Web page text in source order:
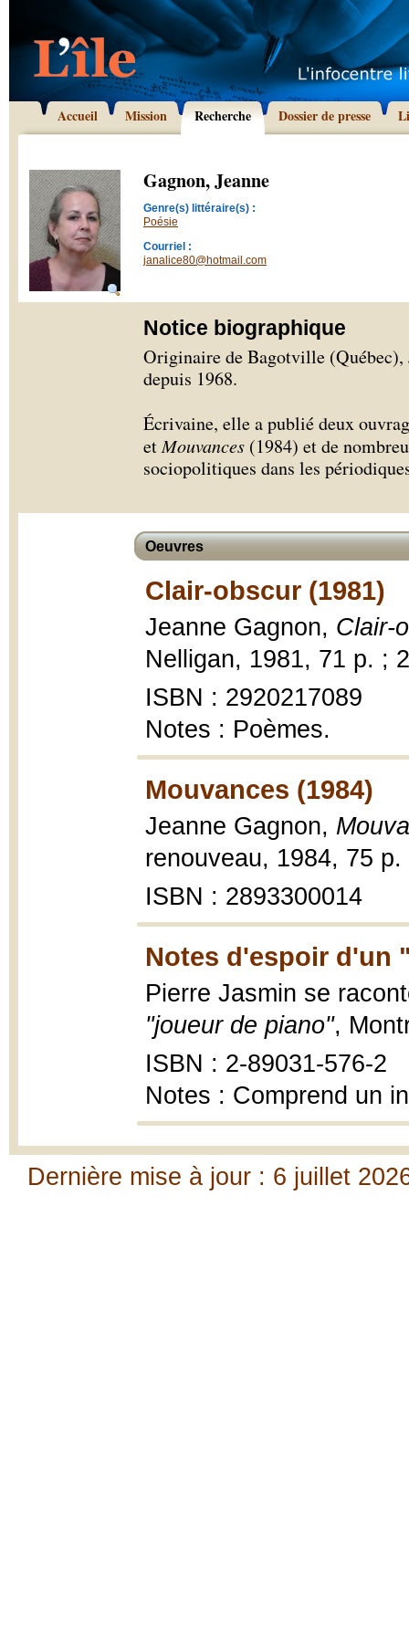
Accueil Mission Recherche Dossier de presse
Gagnon, Jeanne
Genre(s) littéraire(s) :
Poésie
Courriel :
janalice80@hotmail.com
Notice biographique
Originaire de Bagotville
depuis 1968.
Écrivaine, elle a publié deux
etMouvances (1984) et de
sociopolitiques dans les
Oeuvres
Clair-obscur (1981)
Jeanne Gagnon, Clair-
Nelligan, 1981, 71 p. ;
ISBN : 2920217089
Notes : Poèmes.
Mouvances (1984)
Jeanne Gagnon,
renouveau, 1984, 75
ISBN : 2893300014
Notes d'espoir d'un
Pierre Jasmin se
"joueur de piano",
ISBN : 2-89031-576-2
Notes : Comprend un
Dernière mise à jour : 6 juillet